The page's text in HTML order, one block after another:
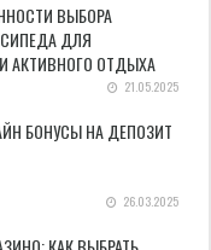
ВЫБОРА
ДЛЯ
АКТИВНОГО ОТДЫХА
21.05.2025
БОНУСЫ НА ДЕПОЗИТ
26.03.2025